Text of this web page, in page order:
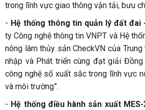
trong lĩnh vực giao thông vận tải, bưu
- Hệ thống thông tin quản lý đất đai
ty Công nghệ thông tin VNPT và Hệ
nông lâm thủy sản CheckVN của
nhập và Phát triển cùng đạt giải Đồng
công nghệ số xuất sắc trong lĩnh vực
và môi trường”.
- Hệ thống điều hành sản xuất